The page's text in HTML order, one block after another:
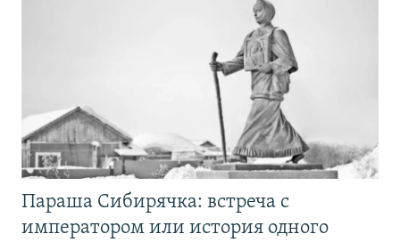
Параша Сибирячка: встреча с
императором или история одного